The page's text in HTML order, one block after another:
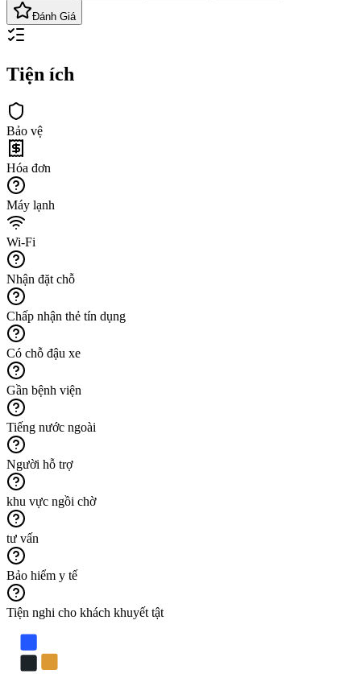
Đánh Giá
Tiện ích
Bảo vệ
Hóa đơn
Máy lạnh
Wi-Fi
Nhận đặt chỗ
Chấp nhận thẻ tín dụng
Có chỗ đậu xe
Gần bệnh viện
Tiếng nước ngoài
Người hỗ trợ
khu vực ngồi chờ
tư vấn
Bảo hiểm y tế
Tiện nghi cho khách khuyết tật